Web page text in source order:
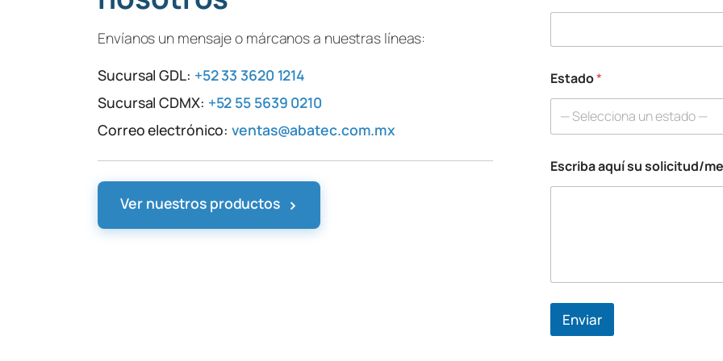
Envíanos un mensaje o márcanos a nuestras líneas:
Sucursal GDL: +52 33 3620 1214
Sucursal CDMX: +52 55 5639 0210
Correo electrónico:ventas@abatec.com.mx
Ver nuestros productos ›
Estado*
— Selecciona un estado —
Escriba aquí su solicitud/
Enviar